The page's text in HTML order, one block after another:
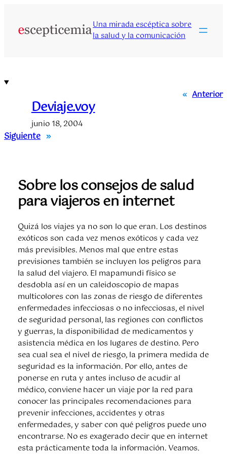
contenido
Una mirada escéptica sobre
la salud y la comunicación
« Anterior
Deviaje.voy
junio 18, 2004
Siguiente »
Sobre los consejos de salud
para viajeros en internet
Quizá los viajes ya no son lo que eran. Los destinos
exóticos son cada vez menos exóticos y cada vez
más previsibles. Menos mal que entre estas
previsiones también se incluyen los peligros para
la salud del viajero. El mapamundi físico se
desdobla así en un caleidoscopio de mapas
multicolores con las zonas de riesgo de diferentes
enfermedades infecciosas o no infecciosas, el nivel
de seguridad personal, las regiones con conflictos
y guerras, la disponibilidad de medicamentos y
asistencia médica en los lugares de destino. Pero
sea cual sea el nivel de riesgo, la primera medida de
seguridad es la información. Por ello, antes de
ponerse en ruta y antes incluso de acudir al
médico, conviene hacer un viaje por la red para
conocer las principales recomendaciones para
prevenir infecciones, accidentes y otras
enfermedades, y saber con qué peligros puede uno
encontrarse. No es exagerado decir que en internet
esta prácticamente toda la información. Veamos.